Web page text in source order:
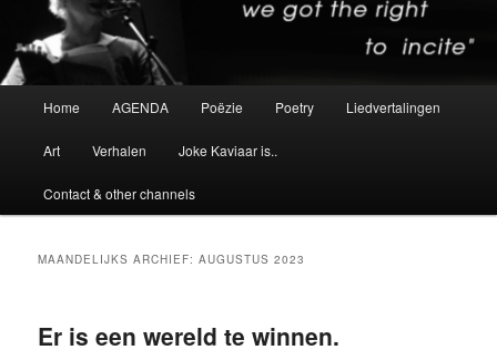
Home AGENDA Poëzie Poetry Liedvertalingen
Art Verhalen Joke Kaviaar is..
Contact & other channels
MAANDELIJKS ARCHIEF:AUGUSTUS 2023
Er is een wereld te winnen.